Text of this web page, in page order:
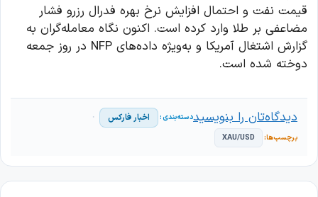
قیمت نفت و احتمال افزایش نرخ بهره فدرال رزرو فشار
مضاعفی بر طلا وارد کرده است. اکنون نگاه معامله‌گران به
گزارش اشتغال آمریکا و به‌ویژه داده‌های NFP در روز جمعه
دوخته شده است.
اخبار فارکس
XAU/USD
دیدگاه‌تان را بنویسید